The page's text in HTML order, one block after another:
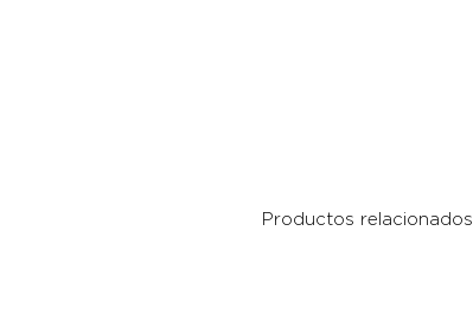
Productos relacionados